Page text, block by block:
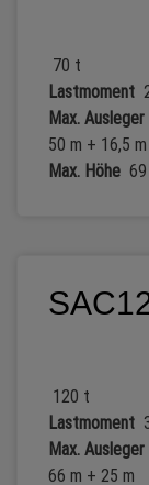
70 t
Lastmoment
Max.
50 m + 16,5 m
Max. Höhe
120 t
Lastmoment
Max.
66 m + 25 m